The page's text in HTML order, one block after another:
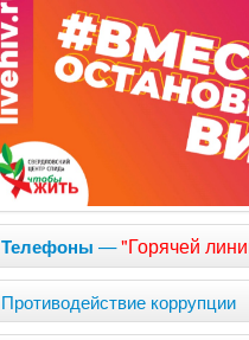
Телефоны —"Горячей
Противодействие коррупции